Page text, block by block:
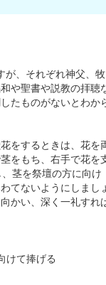
が、それぞれ神父、牧
や聖書や説教の拝聴
たものがないとわか
をするときは、花を
をもち、右手で花を
茎を祭壇の方に向け
てないようにしまし
かい、深く一礼すれ
けて捧げる